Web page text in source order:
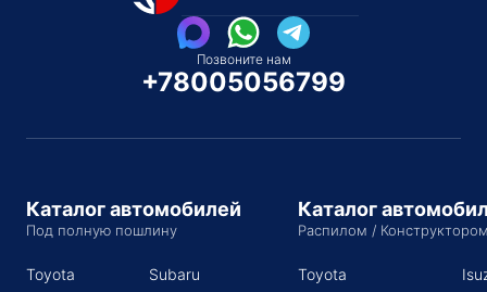
Позвоните нам
+78005056799
Каталог автомобилей
Под полную пошлину
Toyota
Subaru
Каталог
Распилом /
Toyota